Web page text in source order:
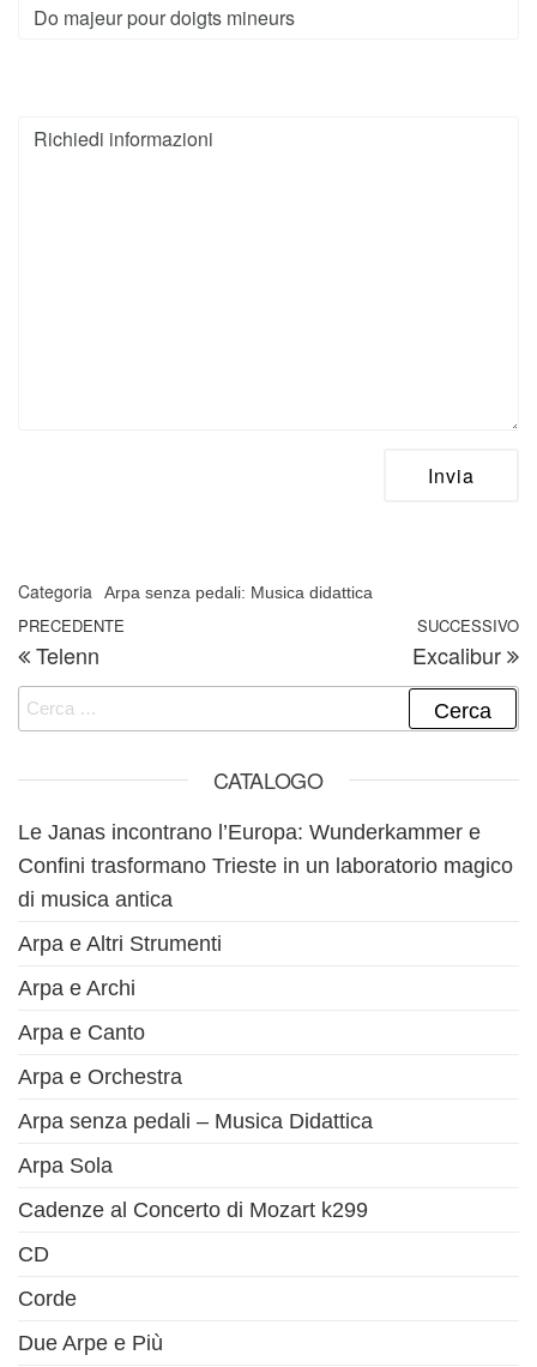
Categoria Arpa senza pedali: Musica didattica
Navigazione articoli
Articolo precedente
PRECEDENTE
Telenn
SUCCESSIVO
Excalibur
Ricerca per:
CATALOGO
Le Janas incontrano l’Europa: Wunderkammer e
Confini trasformano Trieste in un laboratorio magico
di musica antica
Arpa e Altri Strumenti
Arpa e Archi
Arpa e Canto
Arpa e Orchestra
Arpa senza pedali – Musica Didattica
Arpa Sola
Cadenze al Concerto di Mozart k299
CD
Corde
Due Arpe e Più